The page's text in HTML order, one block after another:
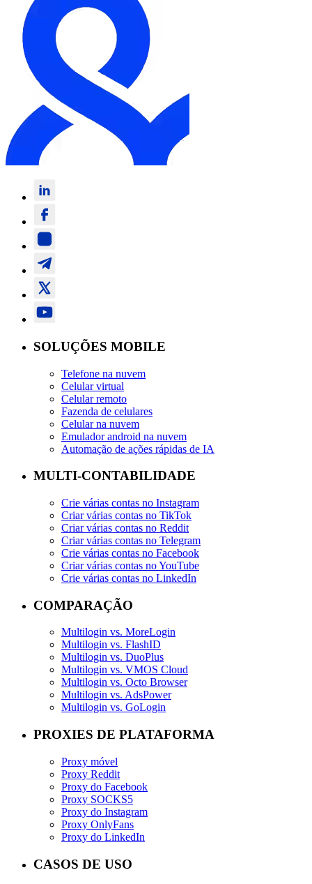
SOLUÇÕES MOBILE
Telefone na nuvem
Celular virtual
Celular remoto
Fazenda de celulares
Celular na nuvem
Emulador android na nuvem
Automação de ações rápidas de IA
MULTI-CONTABILIDADE
Crie várias contas no Instagram
Criar várias contas no TikTok
Criar várias contas no Reddit
Criar várias contas no Telegram
Crie várias contas no Facebook
Criar várias contas no YouTube
Crie várias contas no LinkedIn
COMPARAÇÃO
Multilogin vs. MoreLogin
Multilogin vs. FlashID
Multilogin vs. DuoPlus
Multilogin vs. VMOS Cloud
Multilogin vs. Octo Browser
Multilogin vs. AdsPower
Multilogin vs. GoLogin
PROXIES DE PLATAFORMA
Proxy móvel
Proxy Reddit
Proxy do Facebook
Proxy SOCKS5
Proxy do Instagram
Proxy OnlyFans
Proxy do LinkedIn
CASOS DE USO